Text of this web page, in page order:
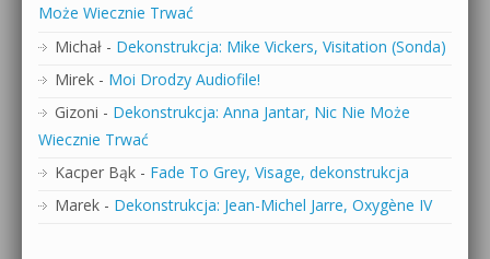
Może Wiecznie Trwać
Michał - Dekonstrukcja: Mike Vickers, Visitation (Sonda)
Mirek - Moi Drodzy Audiofile!
Gizoni - Dekonstrukcja: Anna Jantar, Nic Nie Może
Wiecznie Trwać
Kacper Bąk - Fade To Grey, Visage, dekonstrukcja
Marek - Dekonstrukcja: Jean-Michel Jarre, Oxygène IV